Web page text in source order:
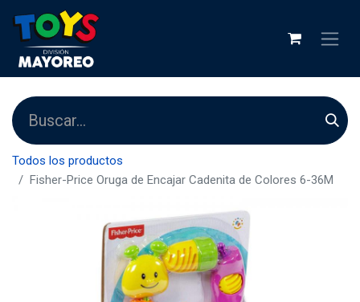
Todos los productos
Fisher-Price Oruga de Encajar Cadenita de Colores 6-36M